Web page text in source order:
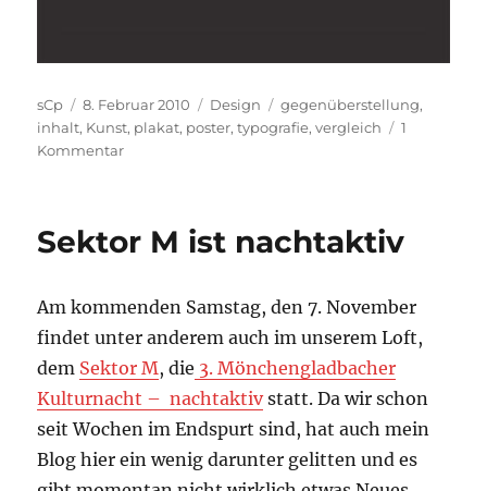
Autor
sCp
Veröffentlicht
am
8. Februar 2010 Kategorien
Design Schlagwörter
gegenüberstellung,
inhalt, Kunst, plakat, poster,typografie,vergleich
1
Kommentarzu
Sektor M ist nachtaktiv
Am kommenden Samstag, den 7. November
findet unter anderem auch im unserem Loft,
dem Sektor M, die 3. Mönchengladbacher
Kulturnacht – nachtaktivstatt. Da wir schon
seit Wochen im Endspurt sind, hat auch mein
Blog hier ein wenig darunter gelitten und es